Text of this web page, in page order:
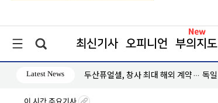
최신기사 오피니언 부의지도
Latest News
억원 수주 용산구, 생활폐기물 감량 서울 1위